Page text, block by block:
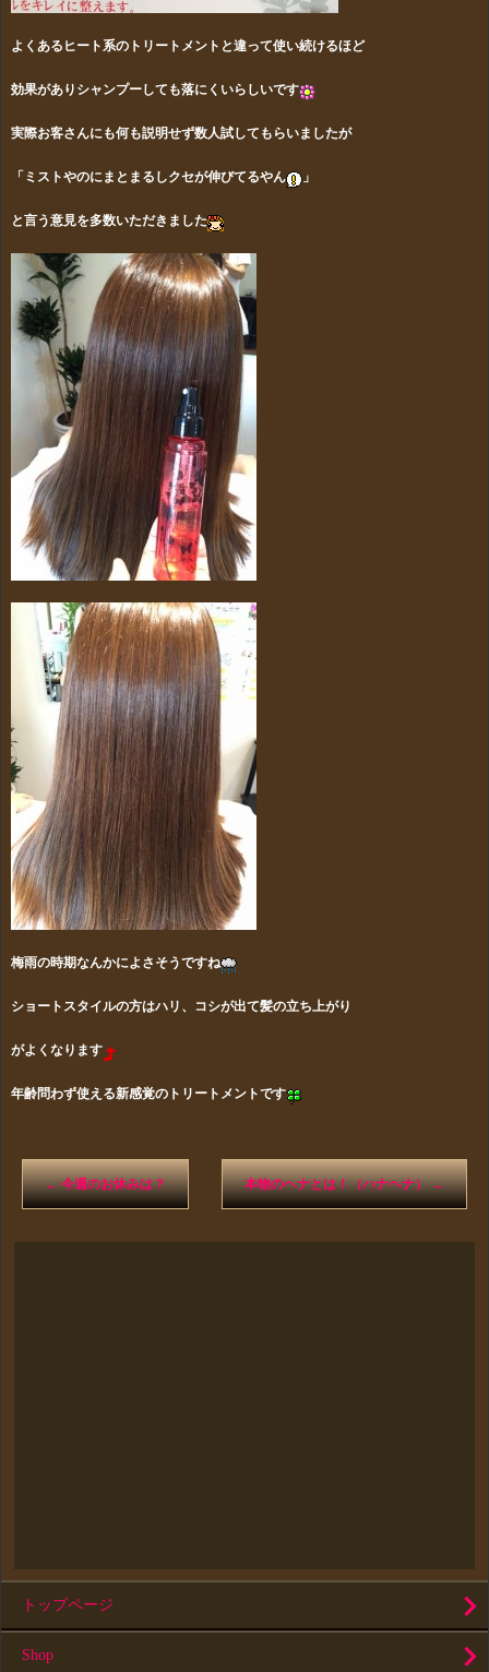
よくあるヒート系のトリートメントと違って使い続けるほど
効果がありシャンプーしても落にくいらしいです
実際お客さんにも何も説明せず数人試してもらいましたが
「ミストやのにまとまるしクセが伸びてるやん 」
と言う意見を多数いただきました
梅雨の時期なんかによさそうですね
ショートスタイルの方はハリ、コシが出て髪の立ち上がり
がよくなります
年齢問わず使える新感覚のトリートメントです
←今週のお休みは？ 本物のヘナとは！（ハナヘナ）→
トップページ
Shop